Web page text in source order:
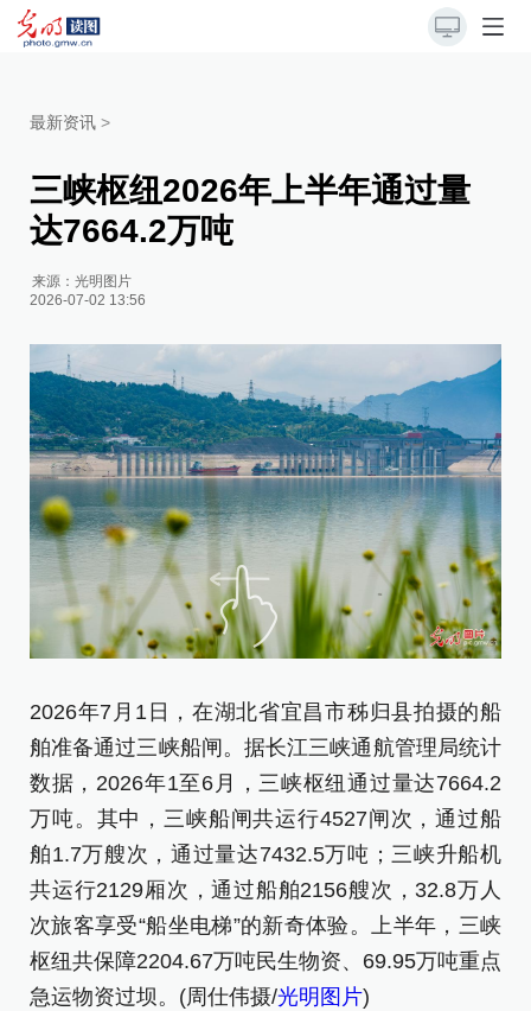
最新资讯 >
三峡枢纽2026年上半年通过量
达7664.2万吨
来源：光明图片
2026-07-02 13:56
2026年7月1日，在湖北省宜昌市秭归县拍摄的船
舶准备通过三峡船闸。据长江三峡通航管理局统计
数据，2026年1至6月，三峡枢纽通过量达7664.2
万吨。其中，三峡船闸共运行4527闸次，通过船
舶1.7万艘次，通过量达7432.5万吨；三峡升船机
共运行2129厢次，通过船舶2156艘次，32.8万人
次旅客享受“船坐电梯”的新奇体验。上半年，三峡
枢纽共保障2204.67万吨民生物资、69.95万吨重点
急运物资过坝。(周仕伟摄/光明图片)